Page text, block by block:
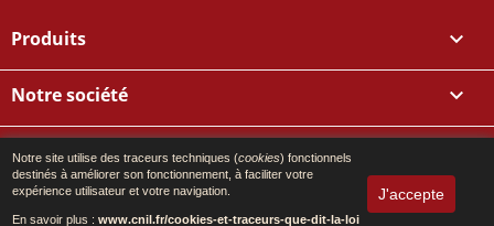
Produits 
Notre société 
Votre compte
Notre site utilise des traceurs techniques (cookies) fonctionnels
destinés à améliorer son fonctionnement, à faciliter votre
expérience utilisateur et votre navigation.
En savoir plus : www.cnil.fr/cookies-et-traceurs-que-dit-la-loi
J'accepte